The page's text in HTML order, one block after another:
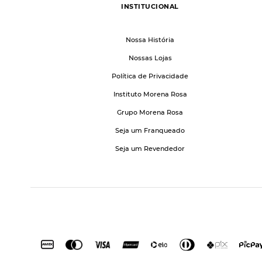
INSTITUCIONAL
Nossa História
Nossas Lojas
Política de Privacidade
Instituto Morena Rosa
Grupo Morena Rosa
Seja um Franqueado
Seja um Revendedor